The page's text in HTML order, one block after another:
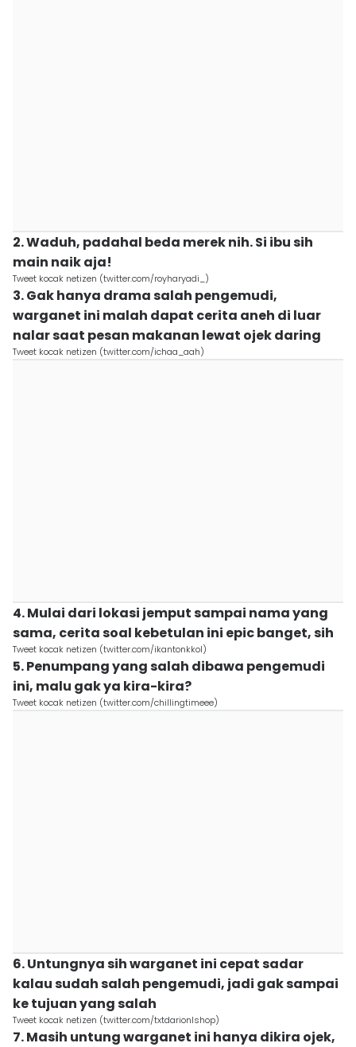
2. Waduh, padahal beda merek nih. Si ibu sih
main naik aja!
Tweet kocak netizen (twitter.com/royharyadi_)
3. Gak hanya drama salah pengemudi,
warganet ini malah dapat cerita aneh di luar
nalar saat pesan makanan lewat ojek daring
Tweet kocak netizen (twitter.com/ichaa_aah)
4. Mulai dari lokasi jemput sampai nama yang
sama, cerita soal kebetulan ini epic banget, sih
Tweet kocak netizen (twitter.com/ikantonkkol)
5. Penumpang yang salah dibawa pengemudi
ini, malu gak ya kira-kira?
Tweet kocak netizen (twitter.com/chillingtimeee)
6. Untungnya sih warganet ini cepat sadar
kalau sudah salah pengemudi, jadi gak sampai
ke tujuan yang salah
Tweet kocak netizen (twitter.com/txtdarionlshop)
7. Masih untung warganet ini hanya dikira ojek,